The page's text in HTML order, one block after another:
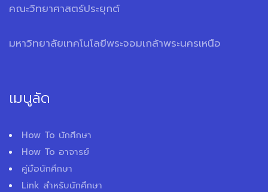
คณะวิทยาศาสตร์ประยุกต์
มหาวิทยาลัยเทคโนโลยีพระจอมเกล้าพระนครเหนือ
เมนูลัด
How To นักศึกษา
How To อาจารย์
คู่มือนักศึกษา
Link สำหรับนักศึกษา